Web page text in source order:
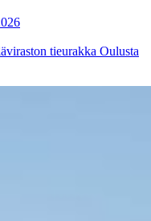
tieurakka Oulusta